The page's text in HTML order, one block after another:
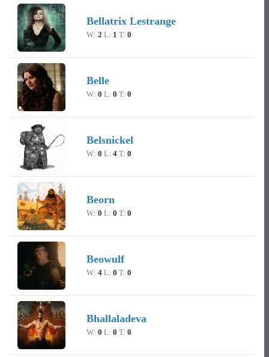
Bellatrix Lestrange
W: 2 L: 1 T: 0
Belle
W: 0 L: 0 T: 0
Belsnickel
W: 0 L: 4T: 0
Beorn
W: 0 L: 0 T: 0
Beowulf
W: 4L: 0 T: 0
Bhallaladeva
W: 0 L: 0 T: 0